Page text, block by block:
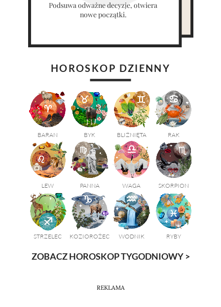
Podsuwa odważne decyzje, otwiera
nowe początki.
HOROSKOP DZIENNY
BARAN BYK BLIŹNIĘTA RAK
LEW PANNA WAGA SKORPION
STRZELEC KOZIOROŻEC WODNIK RYBY
ZOBACZ HOROSKOP TYGODNIOWY >
REKLAMA